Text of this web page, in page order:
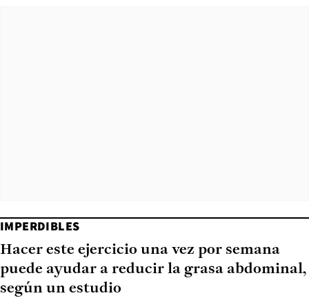
IMPERDIBLES
Hacer este ejercicio una vez por semana
puede ayudar a reducir la grasa abdominal,
según un estudio